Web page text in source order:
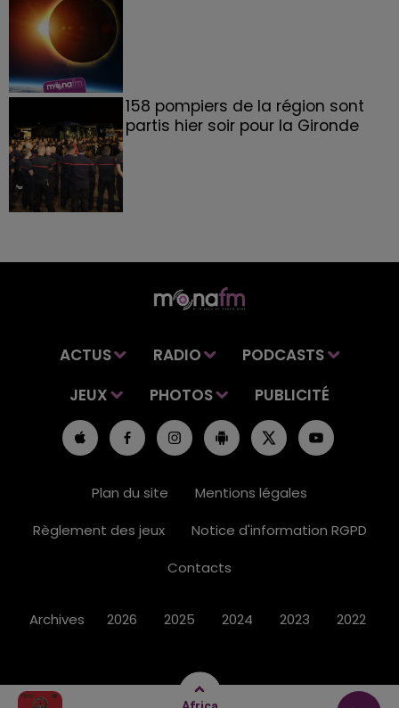
158 pompiers de la région sont
partis hier soir pour la Gironde
ACTUS RADIO
PODCASTS
JEUX
PHOTOS PUBLICITÉ
Plan du site
Mentions légales
Règlement des jeux
Notice d'information RGPD
Contacts
Archives 2026 2025 2024 2023 2022